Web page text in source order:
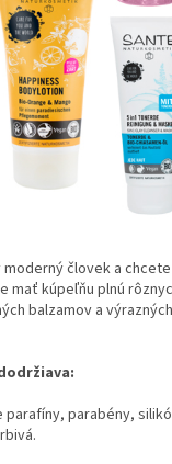
človek a
mať kúpeľňu plnú
balzamov a
parafíny, parabény,